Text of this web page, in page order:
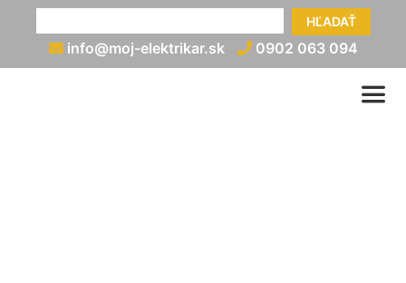
HĽADAŤ
info@moj-elektrikar.sk 0902 063 094